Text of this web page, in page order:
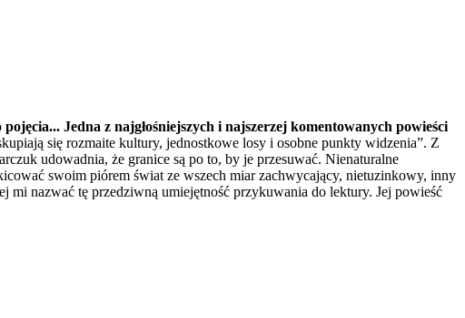
Jedna z najgłośniejszych i najszerzej komentowanych powieści
się rozmaite kultury, jednostkowe losy i osobne punkty widzenia”. Z
udowadnia, że granice są po to, by je przesuwać. Nienaturalne
swoim piórem świat ze wszech miar zachwycający, nietuzinkowy, inny
nazwać tę przedziwną umiejętność przykuwania do lektury. Jej powieść